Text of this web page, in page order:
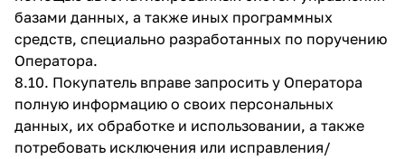
базами данных, а также иных программных
средств, специально разработанных по поручению
Оператора.
8.10. Покупатель вправе запросить у Оператора
полную информацию о своих персональных
данных, их обработке и использовании, а также
потребовать исключения или исправления/